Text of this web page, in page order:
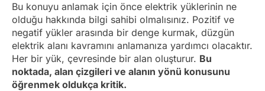
Bu konuyu anlamak için önce elektrik yüklerinin ne
olduğu hakkında bilgi sahibi olmalısınız. Pozitif ve
negatif yükler arasında bir denge kurmak, düzgün
elektrik alanı kavramını anlamanıza yardımcı olacaktır.
Her bir yük, çevresinde bir alan oluşturur. Bu
noktada, alan çizgileri ve alanın yönü konusunu
öğrenmek oldukça kritik.